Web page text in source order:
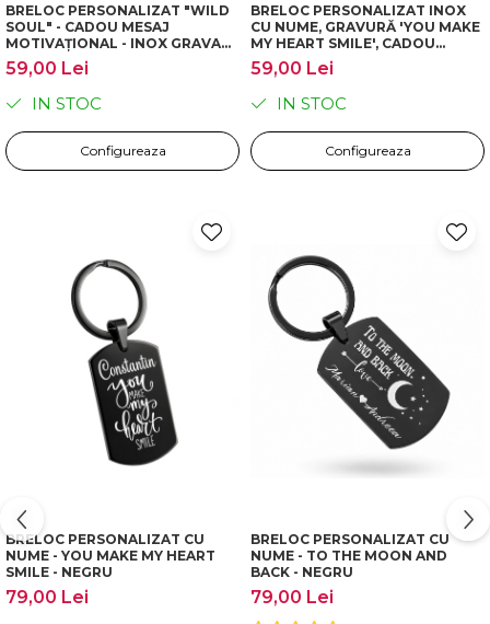
BRELOC PERSONALIZAT "WILD
SOUL" - CADOU MESAJ
MOTIVAȚIONAL - INOX GRAVAT
LASER - IDEI CADOURI
59,00 Lei
IN STOC
Configureaza
BRELOC PERSONALIZAT INOX
CU NUME, GRAVURĂ 'YOU MAKE
MY HEART SMILE', CADOU
EMOȚIONAL CUPLU
59,00 Lei
IN STOC
Configureaza
BRELOC PERSONALIZAT CU
NUME - YOU MAKE MY HEART
SMILE - NEGRU
79,00 Lei
BRELOC PERSONALIZAT CU
NUME - TO THE MOON AND
BACK - NEGRU
79,00 Lei